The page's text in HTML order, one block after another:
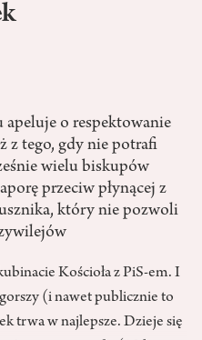
apeluje o respektowanie
z tego, gdy nie potrafi
wielu biskupów
przeciw płynącej z
który nie pozwoli
Kościoła z PiS-em. I
(i nawet publicznie to
trwa w najlepsze. Dzieje się